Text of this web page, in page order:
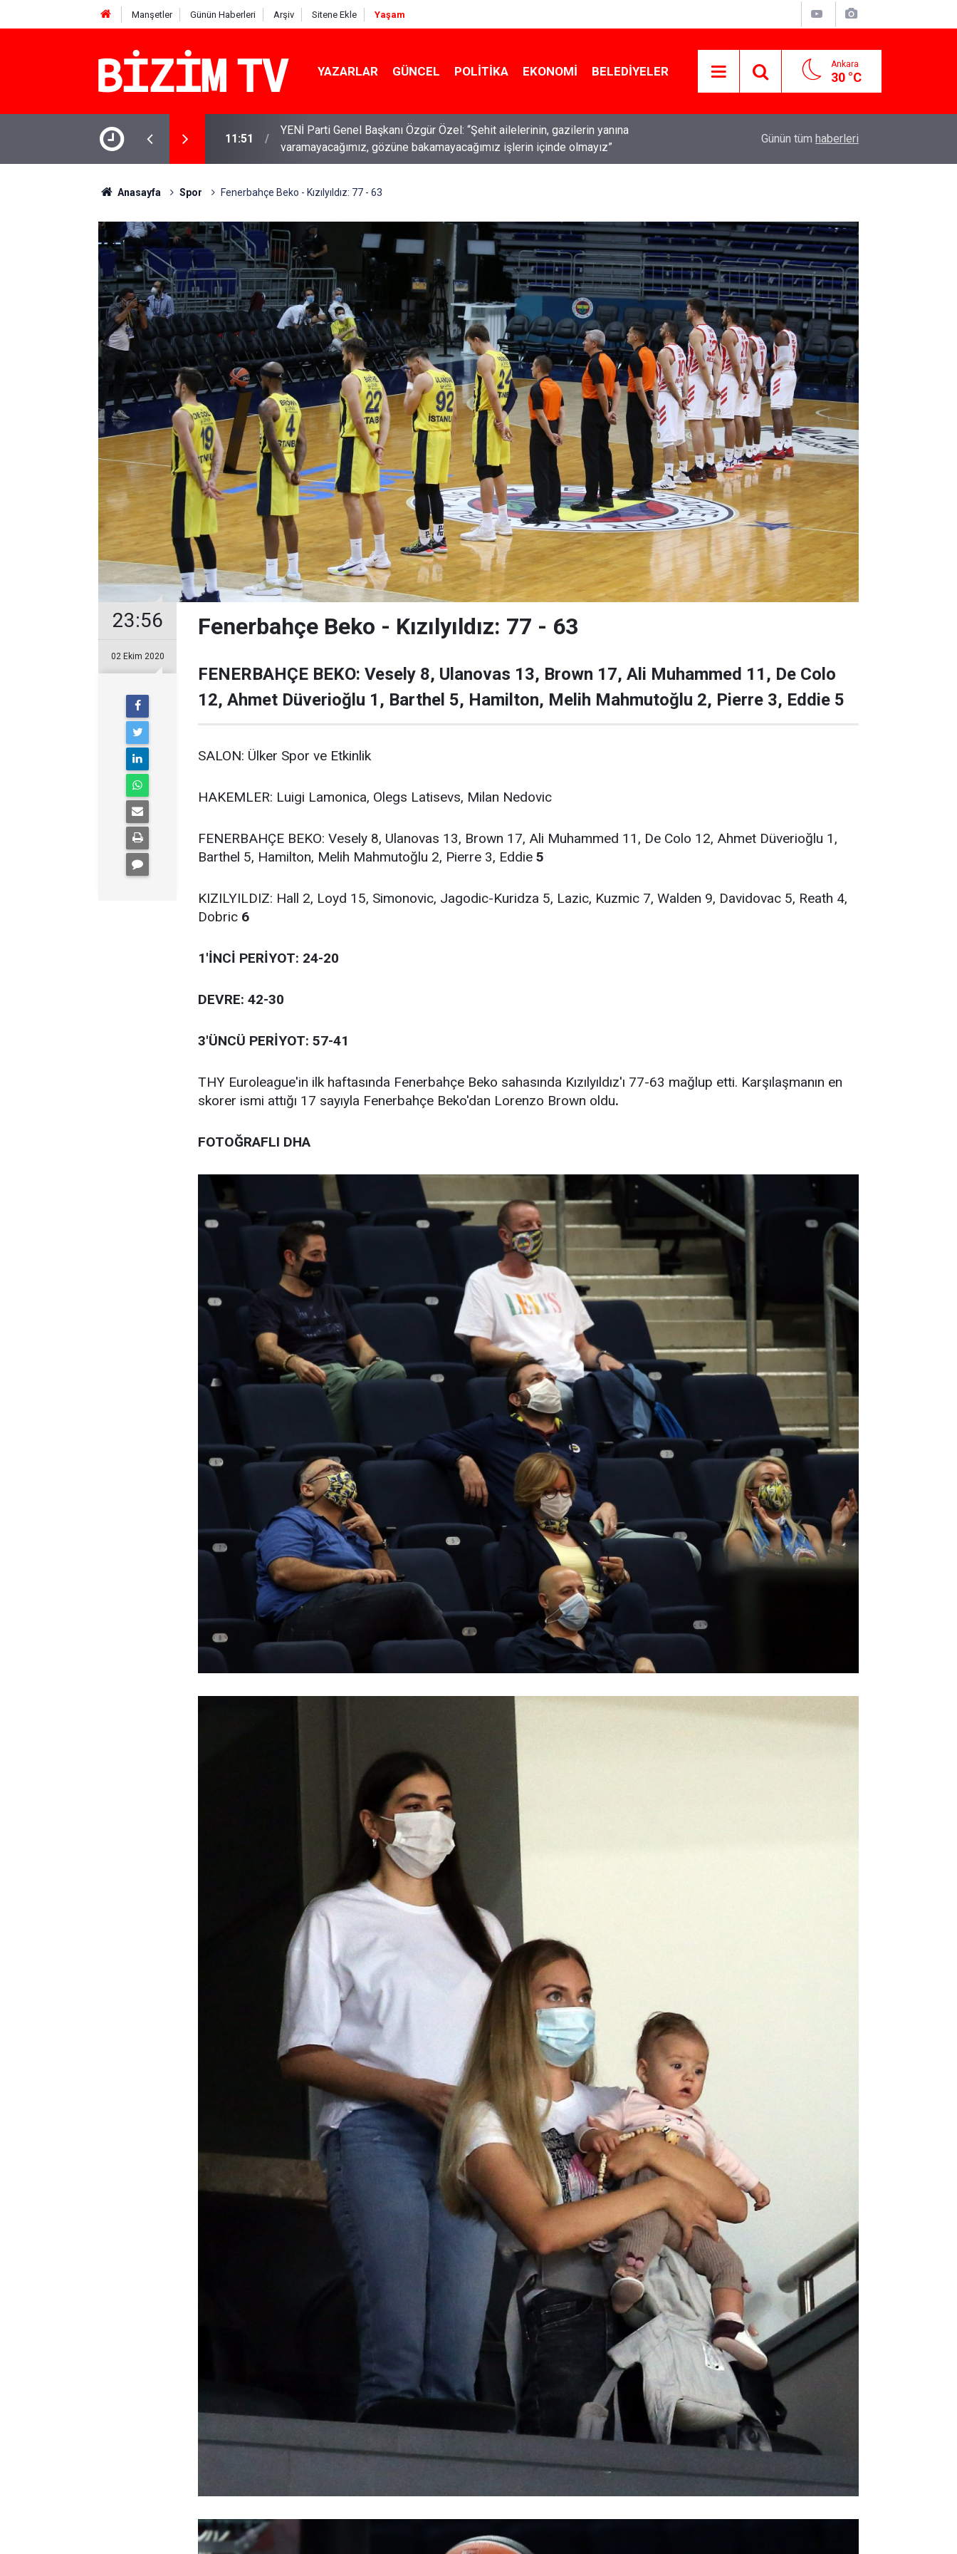
Manşetler Günün Haberleri Arşiv Sitene Ekle Yaşam
YAZARLAR GÜNCEL POLITIKA EKONOMI BELEDIYELER Ankara
30 °C
Çerçeve Yasa olumlu adım, ancak
11:51
YENİ Parti Genel Başkanı Özgür Özel: “Şehit ailelerinin, gazilerin yanına
varamayacağımız, gözüne bakamayacağımız işlerin içinde olmayız”
operasyon geliyor!
Günün tüm haberleri
Anasayfa Spor Fenerbahçe Beko - Kızılyıldız: 77 - 63
23:56
02 Ekim 2020
Fenerbahçe Beko - Kızılyıldız: 77 - 63
FENERBAHÇE BEKO: Vesely 8, Ulanovas 13, Brown 17, Ali Muhammed 11, De Colo
12, Ahmet Düverioğlu 1, Barthel 5, Hamilton, Melih Mahmutoğlu 2, Pierre 3, Eddie 5
SALON: Ülker Spor ve Etkinlik
HAKEMLER: Luigi Lamonica, Olegs Latisevs, Milan Nedovic
FENERBAHÇE BEKO: Vesely 8, Ulanovas 13, Brown 17, Ali Muhammed 11, De Colo 12, Ahmet Düverioğlu 1,
Barthel 5, Hamilton, Melih Mahmutoğlu 2, Pierre 3, Eddie 5
KIZILYILDIZ: Hall 2, Loyd 15, Simonovic, Jagodic-Kuridza 5, Lazic, Kuzmic 7, Walden 9, Davidovac 5, Reath 4,
Dobric 6
1'İNCİ PERİYOT: 24-20
DEVRE: 42-30
3'ÜNCÜ PERİYOT: 57-41
THY Euroleague'in ilk haftasında Fenerbahçe Beko sahasında Kızılyıldız'ı 77-63 mağlup etti. Karşılaşmanın en
skorer ismi attığı 17 sayıyla Fenerbahçe Beko'dan Lorenzo Brown oldu.
FOTOĞRAFLI DHA